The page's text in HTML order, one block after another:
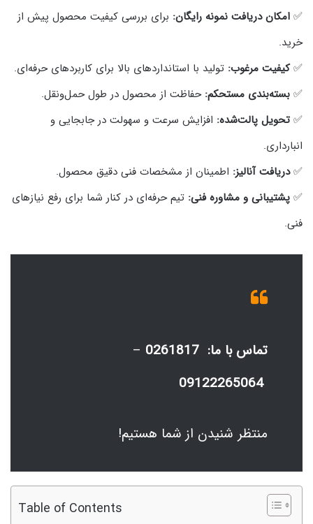
✅ امکان دریافت نمونه رایگان: برای بررسی کیفیت محصول پیش از
خرید.
✅کیفیت مرغوب: تولید با استانداردهای بالا برای کاربردهای حرفه‌ای.
✅ بسته‌بندی مستحکم: حفاظت از محصول در طول حمل‌ونقل.
✅ تحویل پالت‌شده: افزایش سرعت و سهولت در جابجایی و
انبارداری.
✅دریافت آنالیز: اطمینان از مشخصات فنی دقیق محصول.
✅ پشتیبانی و مشاوره فنی: تیم حرفه‌ای در کنار شما برای رفع نیازهای
فنی.
تماس با ما: 0261817
–
09122265064
منتظر شنیدن از شما هستیم!
Table of Contents